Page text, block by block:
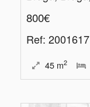
800€
Ref: 2001617
45 m2